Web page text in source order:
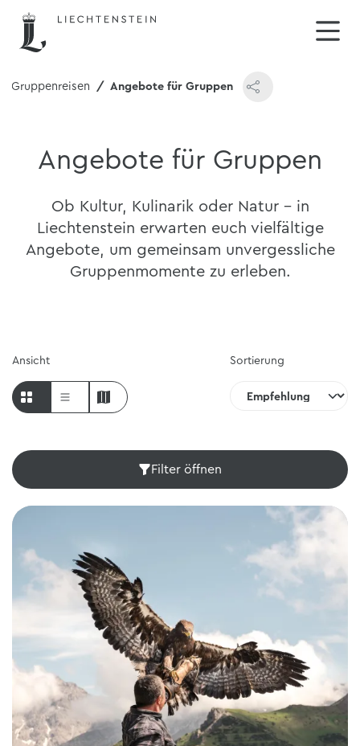
Gruppenreisen Angebote für Gruppen
Angebote für Gruppen
Ob Kultur, Kulinarik oder Natur – in
Liechtenstein erwarten euch vielfältige
Angebote, um gemeinsam unvergessliche
Gruppenmomente zu erleben.
Sortierung
Ansicht
Filter öffnen